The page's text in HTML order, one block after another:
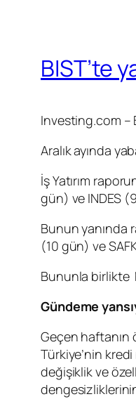
BIST’te
Investing.com –
Aralık ayında
İş Yatırım
gün) ve INDES
Bunun yanında
(10 gün) ve
Bununla birlikte
Gündeme
Geçen haftanın
Türkiye’nin
değişiklik ve